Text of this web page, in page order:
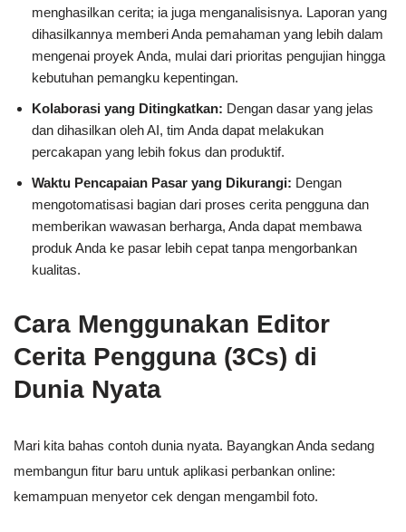
menghasilkan cerita; ia juga menganalisisnya. Laporan yang
dihasilkannya memberi Anda pemahaman yang lebih dalam
mengenai proyek Anda, mulai dari prioritas pengujian hingga
kebutuhan pemangku kepentingan.
Kolaborasi yang Ditingkatkan: Dengan dasar yang jelas
dan dihasilkan oleh AI, tim Anda dapat melakukan
percakapan yang lebih fokus dan produktif.
Waktu Pencapaian Pasar yang Dikurangi: Dengan
mengotomatisasi bagian dari proses cerita pengguna dan
memberikan wawasan berharga, Anda dapat membawa
produk Anda ke pasar lebih cepat tanpa mengorbankan
kualitas.
Cara Menggunakan Editor
Cerita Pengguna (3Cs) di
Dunia Nyata
Mari kita bahas contoh dunia nyata. Bayangkan Anda sedang
membangun fitur baru untuk aplikasi perbankan online:
kemampuan menyetor cek dengan mengambil foto.